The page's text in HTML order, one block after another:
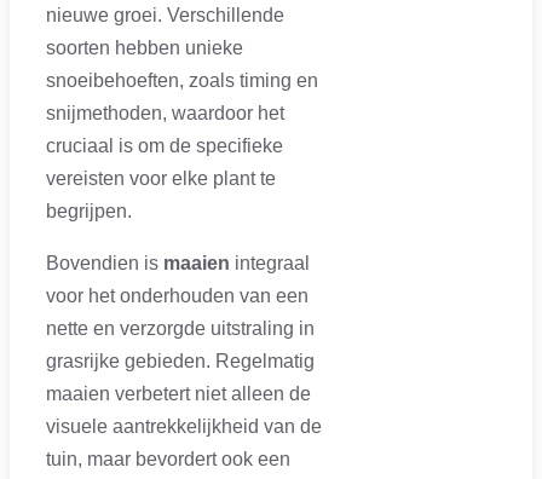
nieuwe groei. Verschillende
soorten hebben unieke
snoeibehoeften, zoals timing en
snijmethoden, waardoor het
cruciaal is om de specifieke
vereisten voor elke plant te
begrijpen.
Bovendien is maaien integraal
voor het onderhouden van een
nette en verzorgde uitstraling in
grasrijke gebieden. Regelmatig
maaien verbetert niet alleen de
visuele aantrekkelijkheid van de
tuin, maar bevordert ook een